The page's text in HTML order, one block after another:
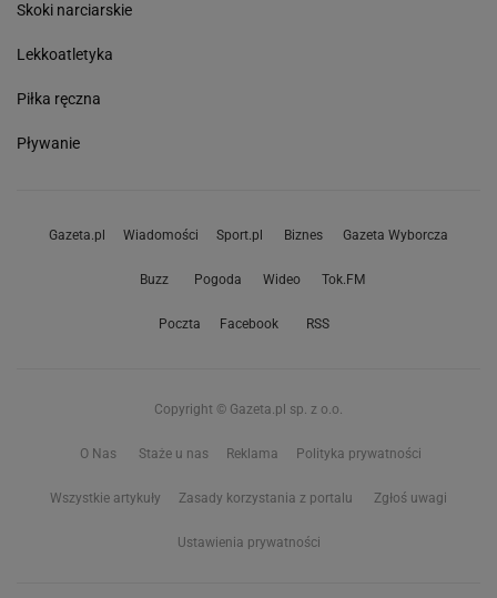
Skoki narciarskie
Lekkoatletyka
Piłka ręczna
Pływanie
Gazeta.pl Wiadomości Sport.pl Biznes Gazeta Wyborcza
Buzz Pogoda Wideo Tok.FM
Poczta Facebook RSS
Copyright © Gazeta.pl sp. z o.o.
O Nas Staże u nas Reklama Polityka prywatności
Wszystkie artykuły Zasady korzystania z portalu Zgłoś uwagi
Ustawienia prywatności